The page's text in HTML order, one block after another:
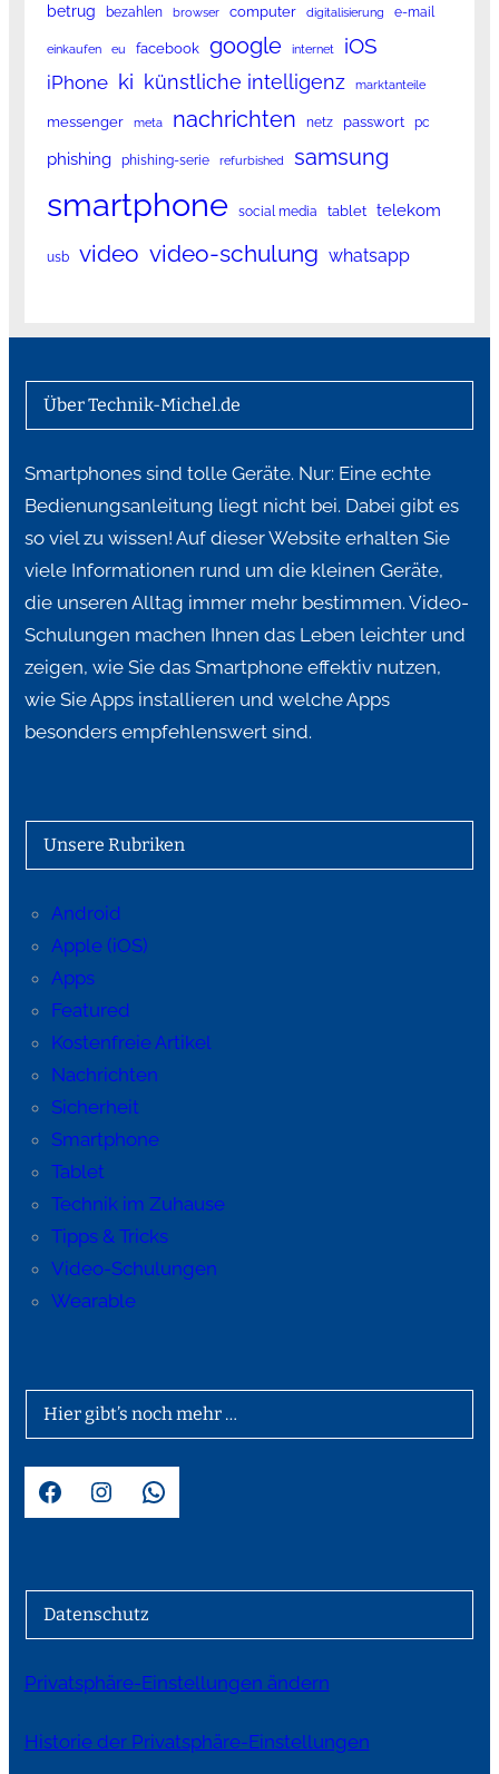
betrug bezahlen browser computer digitalisierung e-mail
einkaufen eu facebook google internet iOS
iPhone ki künstliche intelligenz marktanteile
messenger meta nachrichten netz passwort pc
phishing phishing-serie refurbished samsung
smartphone social media tablet telekom
usb video video-schulung whatsapp
Über Technik-Michel.de
Smartphones sind tolle Geräte. Nur: Eine echte
Bedienungsanleitung liegt nicht bei. Dabei gibt es
so viel zu wissen! Auf dieser Website erhalten Sie
viele Informationen rund um die kleinen Geräte,
die unseren Alltag immer mehr bestimmen. Video-
Schulungen machen Ihnen das Leben leichter und
zeigen, wie Sie das Smartphone effektiv nutzen,
wie Sie Apps installieren und welche Apps
besonders empfehlenswert sind.
Unsere Rubriken
Android
Apple (iOS)
Apps
Featured
Kostenfreie Artikel
Nachrichten
Sicherheit
Smartphone
Tablet
Technik im Zuhause
Tipps & Tricks
Video-Schulungen
Wearable
Hier gibt’s noch mehr …
Facebook Instagram WhatsApp
Datenschutz
Privatsphäre-Einstellungen ändern
Historie der Privatsphäre-Einstellungen